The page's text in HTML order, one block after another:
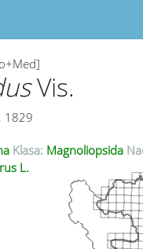
Vis.
1829
Klasa: Magnoliopsida
L.